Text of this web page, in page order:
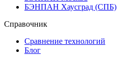
БЭНПАН Хаусград (СПБ)
Справочник
Сравнение технологий
Блог